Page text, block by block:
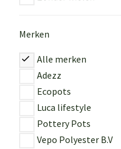
Merken
Alle merken
Adezz
Ecopots
Luca lifestyle
Pottery Pots
Vepo Polyester B.V